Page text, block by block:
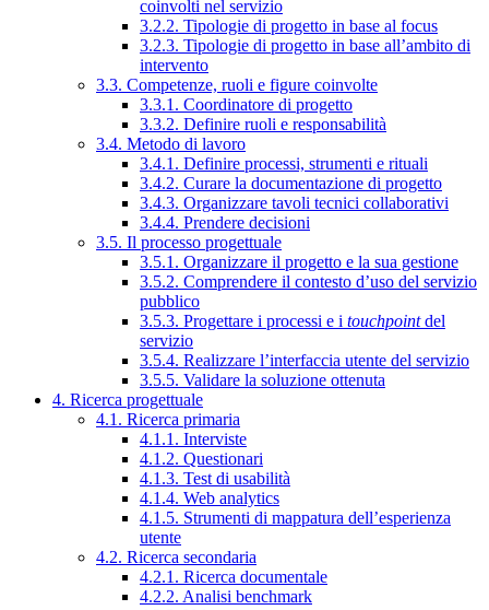
coinvolti nel servizio
3.2.2. Tipologie di progetto in base al focus
3.2.3. Tipologie di progetto in base all’ambito di
intervento
3.3. Competenze, ruoli e figure coinvolte
3.3.1. Coordinatore di progetto
3.3.2. Definire ruoli e responsabilità
3.4. Metodo di lavoro
3.4.1. Definire processi, strumenti e rituali
3.4.2. Curare la documentazione di progetto
3.4.3. Organizzare tavoli tecnici collaborativi
3.4.4. Prendere decisioni
3.5. Il processo progettuale
3.5.1. Organizzare il progetto e la sua gestione
3.5.2. Comprendere il contesto d’uso del servizio
pubblico
3.5.3. Progettare i processi e i touchpointdel
servizio
3.5.4. Realizzare l’interfaccia utente del servizio
3.5.5. Validare la soluzione ottenuta
4. Ricerca progettuale
4.1. Ricerca primaria
4.1.1. Interviste
4.1.2. Questionari
4.1.3. Test di usabilità
4.1.4. Web analytics
4.1.5. Strumenti di mappatura dell’esperienza
utente
4.2. Ricerca secondaria
4.2.1. Ricerca documentale
4.2.2. Analisi benchmark